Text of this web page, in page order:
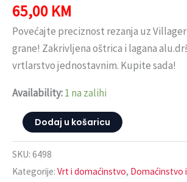
65,00 KM
Povećajte preciznost rezanja uz Villager
grane! Zakrivljena oštrica i lagana
vrtlarstvo jednostavnim. Kupite sada!
Availability:1 na zalihi
Dodaj u košaricu
SKU: 6498
Kategorije: Vrt i domaćinstvo, Domaćinstvo